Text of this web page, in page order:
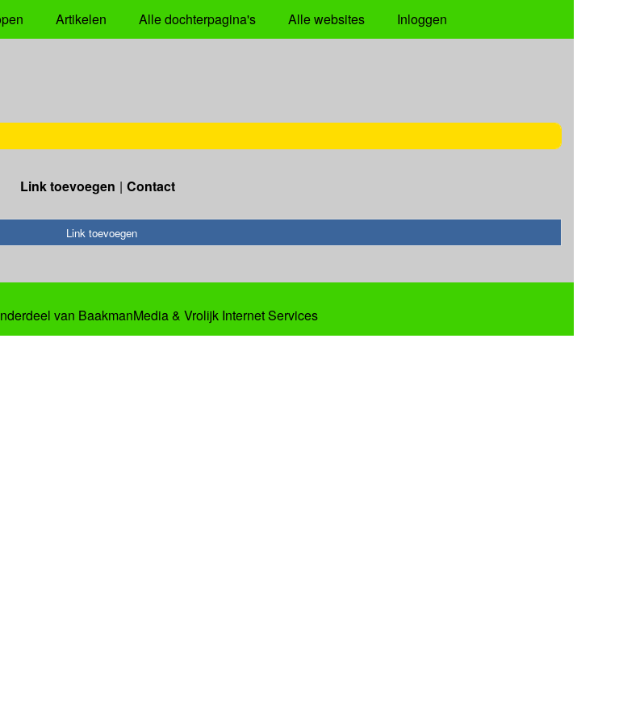
Artikelen Alle dochterpagina's Alle websites Inloggen
Link toevoegen Contact
Link toevoegen
van BaakmanMedia& Vrolijk Internet Services